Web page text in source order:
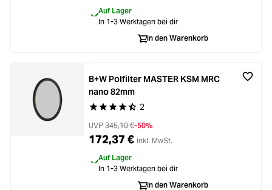
Auf Lager
In 1-3 Werktagen bei dir
In den Warenkorb
Durchschnittliche Bewertung von 4.9 von 5
2
B+W Polfilter MASTER KSM MRC
nano 82mm
UVP 345,10 €-50%
172,37 € inkl. MwSt.
Auf Lager
In 1-3 Werktagen bei dir
In den Warenkorb